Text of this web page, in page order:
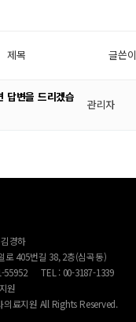
제목 글쓴이
답변을 드리겠습
관리자
경하
로 405번길 38, 2층(심곡동)
55952
TEL : 00-3187-1339
원
료지원 All Rights Reserved.